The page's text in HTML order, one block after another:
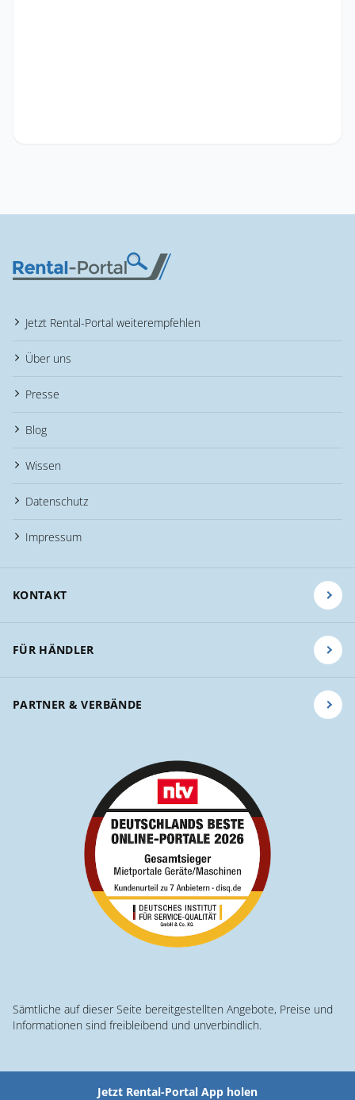
Jetzt Rental-Portal weiterempfehlen
Über uns
Presse
Blog
Wissen
Datenschutz
Impressum
KONTAKT
FÜR HÄNDLER
PARTNER & VERBÄNDE
Sämtliche auf dieser Seite bereitgestellten Angebote, Preise und
Informationen sind freibleibend und unverbindlich.
Jetzt Rental-Portal App holen